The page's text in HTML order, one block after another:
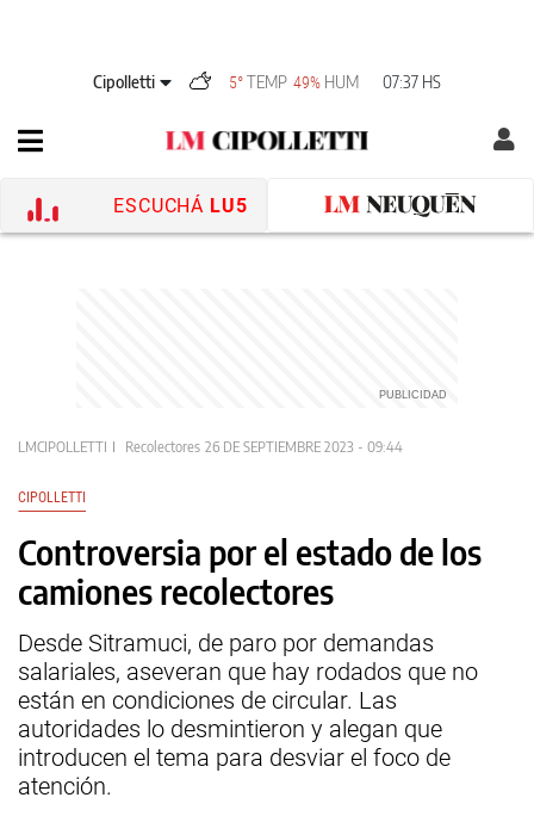
Cipolletti 5° TEMP 49% HUM 07:37 HS
ESCUCHÁ LU5
LMCIPOLLETTI Recolectores 26 DE SEPTIEMBRE 2023 - 09:44
CIPOLLETTI
Controversia por el estado de los
camiones recolectores
Desde Sitramuci, de paro por demandas
salariales, aseveran que hay rodados que no
están en condiciones de circular. Las
autoridades lo desmintieron y alegan que
introducen el tema para desviar el foco de
atención.